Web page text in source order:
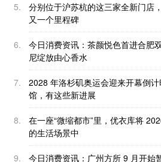
5.
分别位于沪苏杭的这三家全新门店
又一个里程碑
6.
今日消费资讯：茶颜悦色首进合肥
尼绽放由心香水
7.
2028 年洛杉矶奥运会迎来开幕倒
馆，有这些新进展
8.
在一座“微缩都市”里，优衣库将
的生活场景中
9. 今日消费资讯：广州方所 9 月开始